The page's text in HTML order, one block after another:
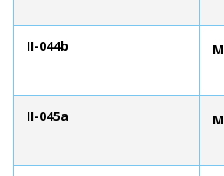
II-044b
II-045a